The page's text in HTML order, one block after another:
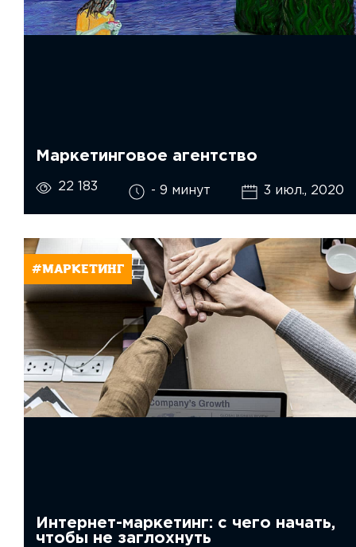
Маркетинговое агентство
22 183 - 9 минут 3 июл., 2020
#МАРКЕТИНГ
Интернет-маркетинг: с чего начать,
чтобы не заглохнуть